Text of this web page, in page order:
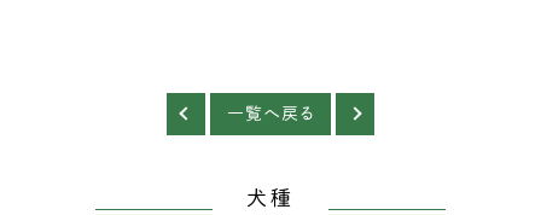
一覧へ戻る
犬種